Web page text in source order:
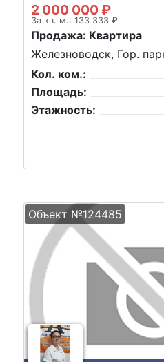
2 000 000 ₽
За кв. м.: 133 333 ₽
Продажа: Квартира
Железноводск, Гор.
Кол. ком.:
Площадь:
Этажность:
Объект №124485